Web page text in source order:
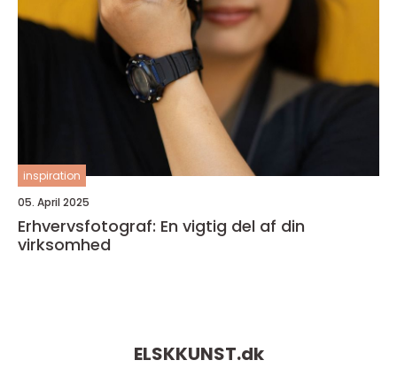
inspiration
05. April 2025
Erhvervsfotograf: En vigtig del af din
virksomhed
ELSKKUNST.dk